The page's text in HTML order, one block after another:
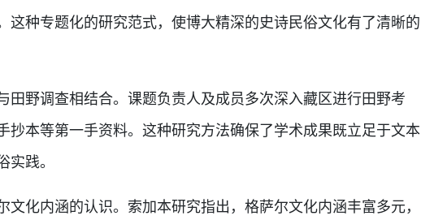
这种专题化的研究范式，使博大精深的史诗民俗文化有了清晰的
田野调查相结合。课题负责人及成员多次深入藏区进行田野考
抄本等第一手资料。这种研究方法确保了学术成果既立足于文本
实践。
文化内涵的认识。索加本研究指出，格萨尔文化内涵丰富多元，